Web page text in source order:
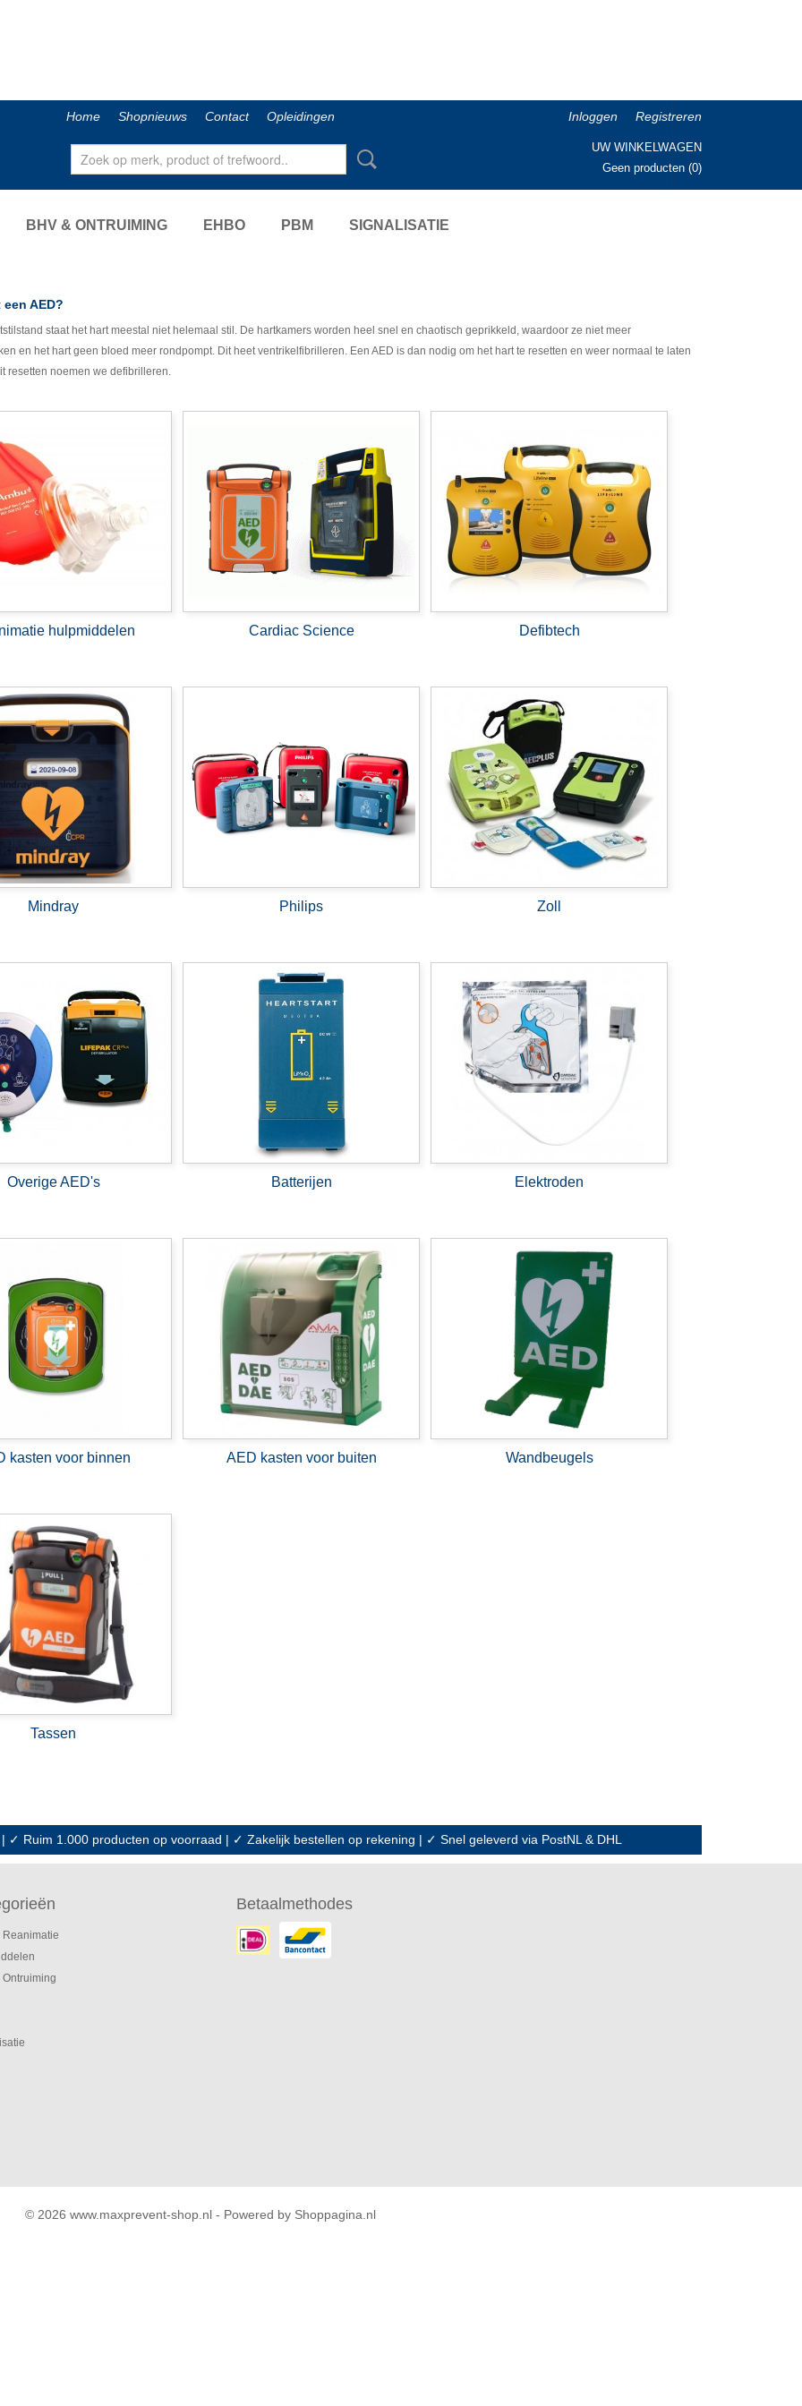
Home Shopnieuws Contact Opleidingen Inloggen Registreren
UW WINKELWAGEN
Geen producten (0)
BHV & ONTRUIMING EHBO PBM SIGNALISATIE
AED?
staat het hart meestal niet helemaal stil. De hartkamers worden heel snel en chaotisch geprikkeld, waardoor ze niet meer
en het hart geen bloed meer rondpompt. Dit heet ventrikelfibrilleren. Een AED is dan nodig om het hart te resetten en weer normaal te laten
resetten noemen we defibrilleren.
hulpmiddelen Cardiac Science Defibtech
Mindray Philips Zoll
Overige AED's Batterijen Elektroden
kasten voor binnen AED kasten voor buiten Wandbeugels
Tassen
✓ Ruim 1.000 producten op voorraad | ✓ Zakelijk bestellen op rekening | ✓ Snel geleverd via PostNL & DHL
Reanimatie
Ontruiming
Betaalmethodes
© 2026 www.maxprevent-shop.nl - Powered by Shoppagina.nl